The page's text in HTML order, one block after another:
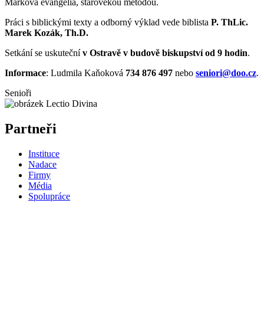
Práci s biblickými texty a odborný výklad vede biblista P. ThLic.
Marek Kozák, Th.D.
Setkání se uskutečnív Ostravě v budově biskupství od 9 hodin.
Informace: Ludmila Kaňoková 734 876 497 nebo seniori@doo.cz.
Senioři
Partneři
Instituce
Nadace
Firmy
Média
Spolupráce